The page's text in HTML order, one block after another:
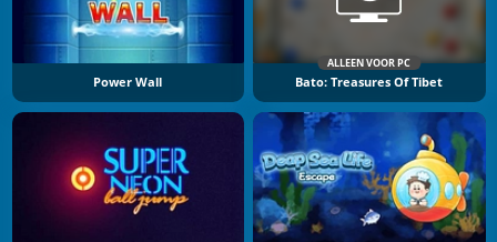
Power Wall
ALLEEN VOOR PC
Bato: Treasures Of Tibet